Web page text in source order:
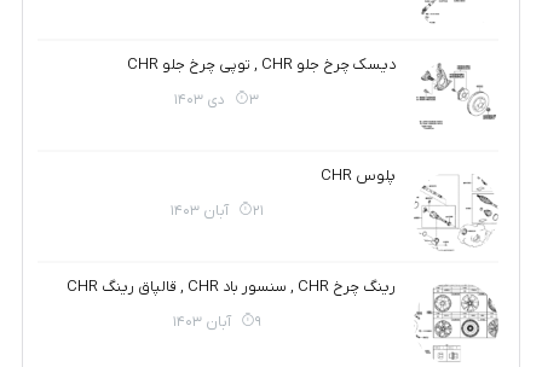
دیسک چرخ جلو CHR , توپی چرخ جلو CHR
3 دی 1403
پلوس CHR
21 آبان 1403
رینگ چرخ CHR , سنسور باد CHR , قالپاق رینگ CHR
9 آبان 1403